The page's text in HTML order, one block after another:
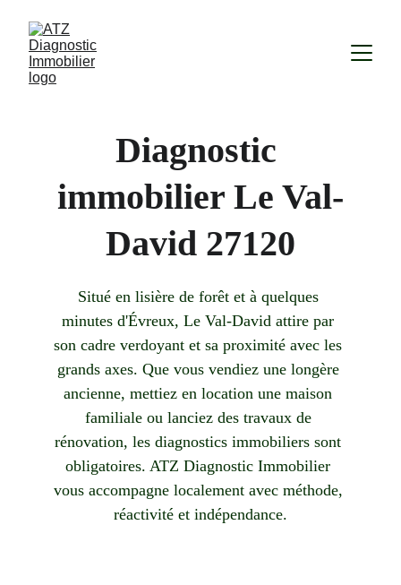
Diagnostic
immobilier Le Val-
David 27120
Situé en lisière de forêt et à quelques
minutes d'Évreux, Le Val-David attire par
son cadre verdoyant et sa proximité avec les
grands axes. Que vous vendiez une longère
ancienne, mettiez en location une maison
familiale ou lanciez des travaux de
rénovation, les diagnostics immobiliers sont
obligatoires. ATZ Diagnostic Immobilier
vous accompagne localement avec méthode,
réactivité et indépendance.